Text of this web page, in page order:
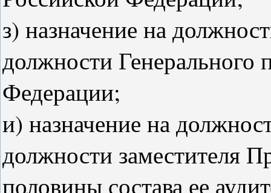
з) назначение на
должности Генерального
Федерации;
и) назначение на
должности заместителя
половины состава ее